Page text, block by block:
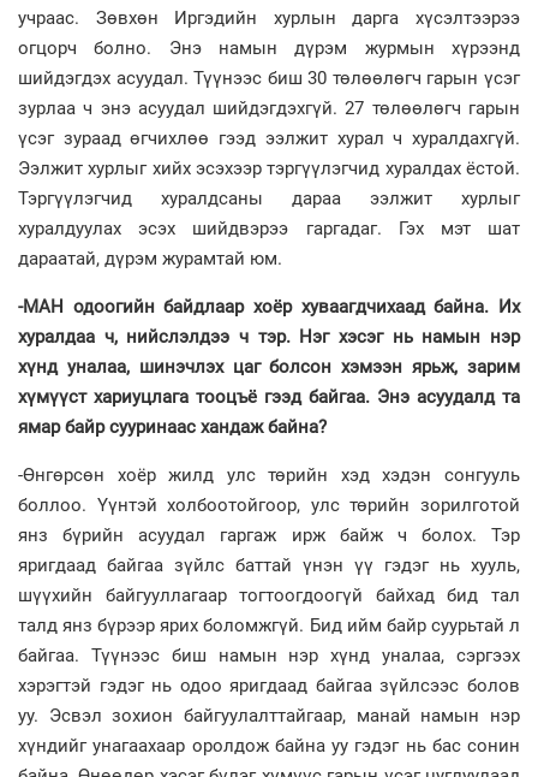
учраас. Зөвхөн Иргэдийн хурлын дарга хүсэлтээрээ
огцорч болно. Энэ намын дүрэм журмын хүрээнд
шийдэгдэх асуудал. Түүнээс биш 30 төлөөлөгч гарын үсэг
зурлаа ч энэ асуудал шийдэгдэхгүй. 27 төлөөлөгч гарын
үсэг зураад өгчихлөө гээд ээлжит хурал ч хуралдахгүй.
Ээлжит хурлыг хийх эсэхээр тэргүүлэгчид хуралдах ёстой.
Тэргүүлэгчид хуралдсаны дараа ээлжит хурлыг
хуралдуулах эсэх шийдвэрээ гаргадаг. Гэх мэт шат
дараатай, дүрэм журамтай юм.
-МАН одоогийн байдлаар хоёр хуваагдчихаад байна. Их
хуралдаа ч, нийслэлдээ ч тэр. Нэг хэсэг нь намын нэр
хүнд уналаа, шинэчлэх цаг болсон хэмээн ярьж, зарим
хүмүүст хариуцлага тооцъё гээд байгаа. Энэ асуудалд та
ямар байр сууринаас хандаж байна?
-Өнгөрсөн хоёр жилд улс төрийн хэд хэдэн сонгууль
боллоо. Үүнтэй холбоотойгоор, улс төрийн зорилготой
янз бүрийн асуудал гаргаж ирж байж ч болох. Тэр
яригдаад байгаа зүйлс баттай үнэн үү гэдэг нь хууль,
шүүхийн байгууллагаар тогтоогдоогүй байхад бид тал
талд янз бүрээр ярих боломжгүй. Бид ийм байр суурьтай л
байгаа. Түүнээс биш намын нэр хүнд уналаа, сэргээх
хэрэгтэй гэдэг нь одоо яригдаад байгаа зүйлсээс болов
уу. Эсвэл зохион байгуулалттайгаар, манай намын нэр
хүндийг унагаахаар оролдож байна уу гэдэг нь бас сонин